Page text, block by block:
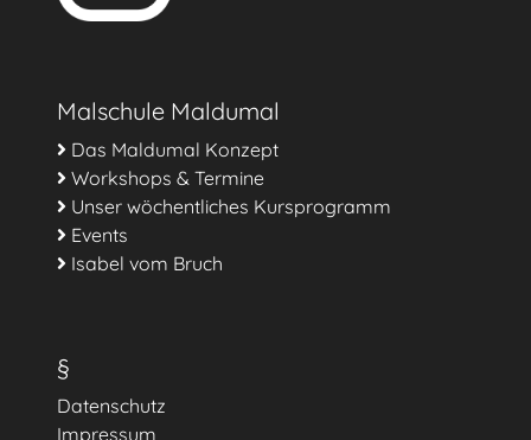
Malschule Maldumal
Das Maldumal Konzept
Workshops & Termine
Unser wöchentliches Kursprogramm
Events
Isabel vom Bruch
§
Datenschutz
Impressum